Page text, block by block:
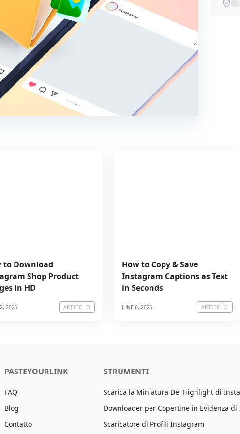
2026 ARTICOLO
to Download
Shop Product
in HD
JUNE 6, 2026 ARTICOLO
How to Copy & Save
Instagram Captions as Text
in Seconds
PASTEYOURLINK
FAQ
Blog
Contatto
STRUMENTI
Scarica la Miniatura Del Highlight di
Downloader per Copertine in Evidenza di
Scaricatore di Profili Instagram